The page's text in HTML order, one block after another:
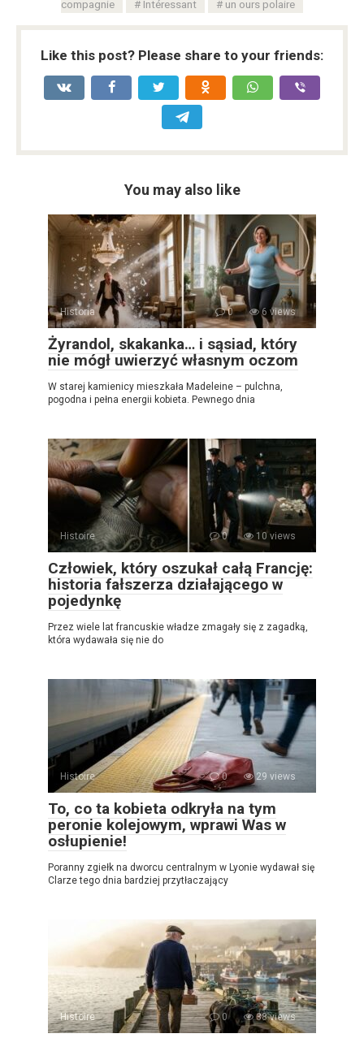
compagnie
Intéressant un ours polaire
Like this post? Please share to your friends:
You may also like
Historia 0 6 views
Żyrandol, skakanka… i sąsiad, który
nie mógł uwierzyć własnym oczom
W starej kamienicy mieszkała Madeleine – pulchna,
pogodna i pełna energii kobieta. Pewnego dnia
Histoire 0 10 views
Człowiek, który oszukał całą Francję:
historia fałszerza działającego w
pojedynkę
Przez wiele lat francuskie władze zmagały się z zagadką,
która wydawała się nie do
Histoire 0 29 views
To, co ta kobieta odkryła na tym
peronie kolejowym, wprawi Was w
osłupienie!
Poranny zgiełk na dworcu centralnym w Lyonie wydawał się
Clarze tego dnia bardziej przytłaczający
Histoire 0 38 views